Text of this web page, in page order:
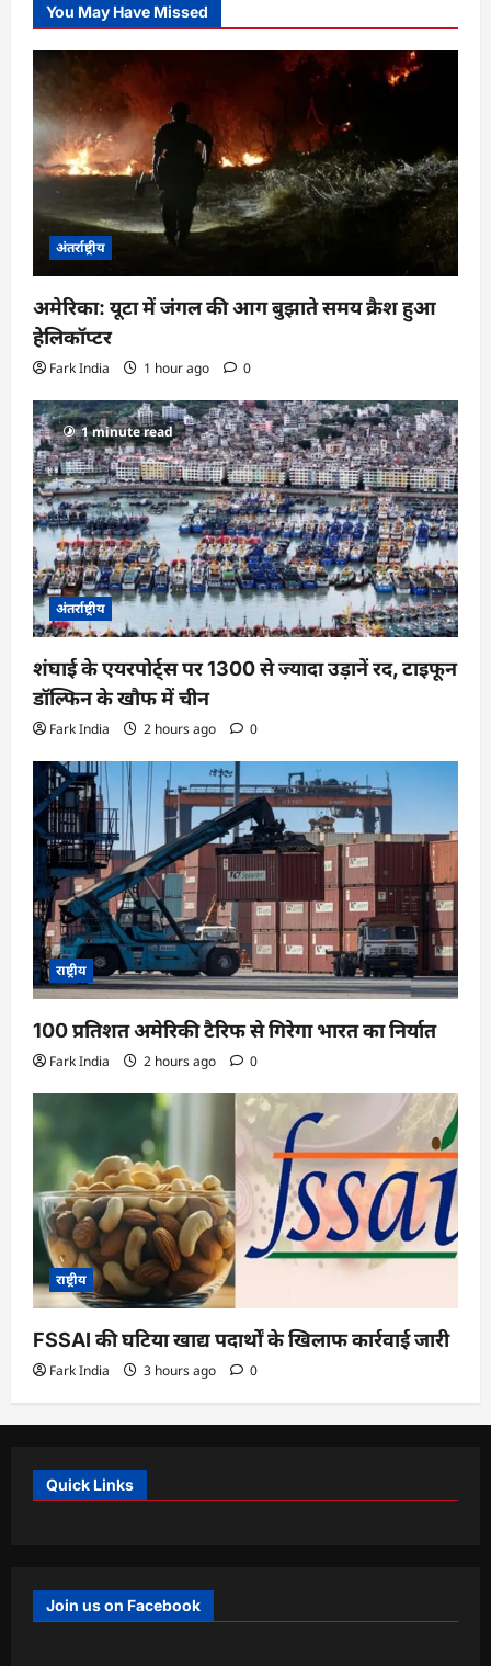
You May Have Missed
अंतर्राष्ट्रीय
अमेरिका: यूटा में जंगल की आग बुझाते समय क्रैश हुआ
हेलिकॉप्टर
Fark India 1 hour ago 0
1 minute read
अंतर्राष्ट्रीय
शंघाई के एयरपोर्ट्स पर 1300 से ज्यादा उड़ानें रद, टाइफून
डॉल्फिन के खौफ में चीन
Fark India 2 hours ago 0
राष्ट्रीय
100 प्रतिशत अमेरिकी टैरिफ से गिरेगा भारत का निर्यात
Fark India 2 hours ago 0
राष्ट्रीय
FSSAI की घटिया खाद्य पदार्थों के खिलाफ कार्रवाई जारी
Fark India 3 hours ago 0
Quick Links
Join us on Facebook